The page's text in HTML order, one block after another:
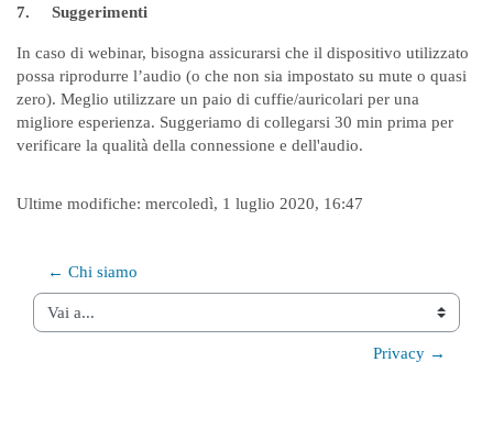
7. Suggerimenti
In caso di webinar, bisogna assicurarsi che il dispositivo utilizzato
possa riprodurre l’audio (o che non sia impostato su mute o quasi
zero). Meglio utilizzare un paio di cuffie/auricolari per una
migliore esperienza. Suggeriamo di collegarsi 30 min prima per
verificare la qualità della connessione e dell'audio.
Ultime modifiche: mercoledì, 1 luglio 2020, 16:47
← Chi siamo
Vai a...
Privacy →